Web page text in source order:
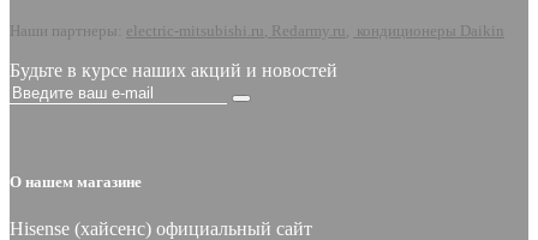
Наши партнеры: electric-mitsubishi.ru Redarmy.ru кондиционеры Daikin
Будьте в курсе наших акций и новостей
О нашем магазине
Hisense (хайсeнс) официальный сайт